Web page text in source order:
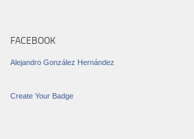
FACEBOOK
Alejandro González Hernández
Create Your Badge